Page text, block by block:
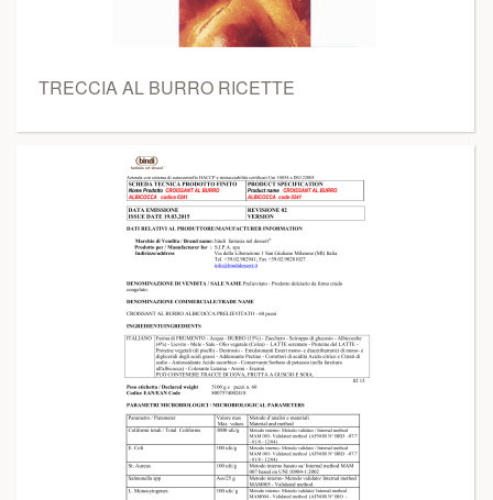
TRECCIA AL BURRO RICETTE